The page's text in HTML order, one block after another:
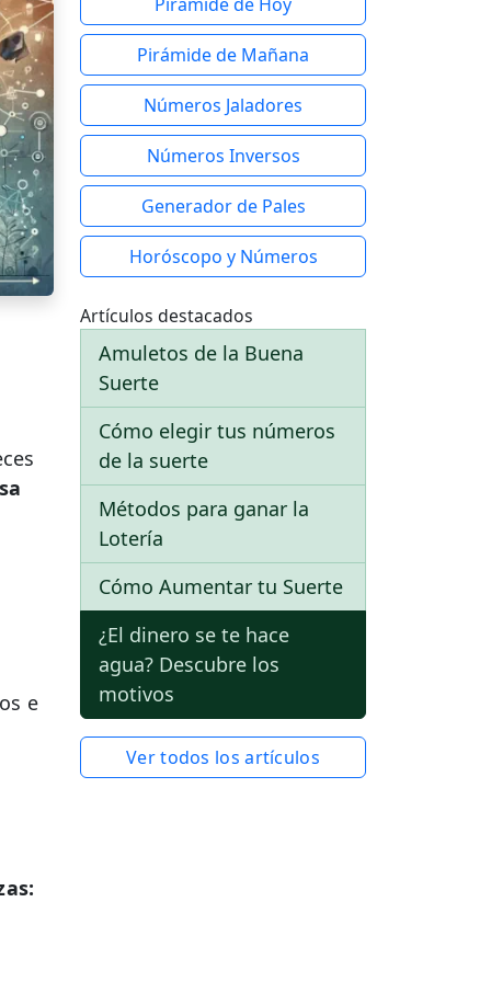
e
Pirámide de Mañana
Números Jaladores
Números Inversos
Generador de Pales
Horóscopo y Números
Artículos destacados
Amuletos de la Buena
Suerte
Cómo elegir tus números
de la suerte
Métodos para ganar la
Lotería
Cómo Aumentar tu Suerte
¿El dinero se te hace
agua? Descubre los
motivos
Ver todos los artículos